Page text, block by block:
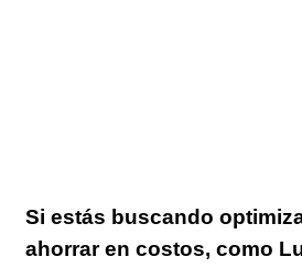
Si estás buscando
ahorrar en costos, como